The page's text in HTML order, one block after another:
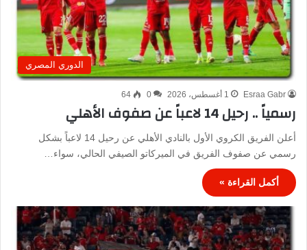
الدوري المصري
Esraa Gabr 1 أغسطس، 2026 0
64
رسمياً .. رحيل 14 لاعباً عن صفوف الأهلي
أعلن الفريق الكروي الأول بالنادي الأهلي عن رحيل 14 لاعباً بشكل
رسمي عن صفوف الفريق في الميركاتو الصيفي الحالي، سواء…
أكمل القراءة »